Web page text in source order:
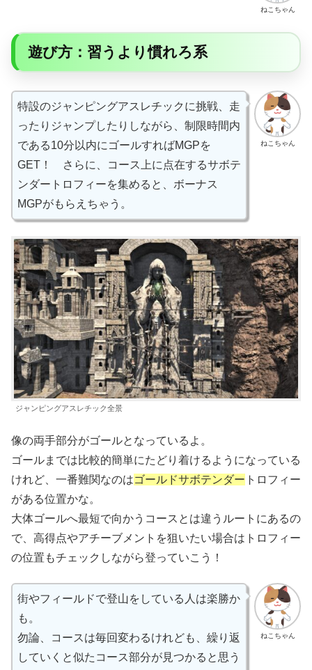
ねこちゃん
遊び方：習うより慣れろ系
ねこちゃん
特設のジャンピングアスレチックに挑戦、走
ったりジャンプしたりしながら、制限時間内
である10分以内にゴールすればMGPを
GET！ さらに、コース上に点在するサボテ
ンダートロフィーを集めると、ボーナス
MGPがもらえちゃう。
ジャンピングアスレチック全景
像の両手部分がゴールとなっているよ。
ゴールまでは比較的簡単にたどり着けるようになっている
けれど、一番難関なのはゴールドサボテンダー トロフィー
がある位置かな。
大体ゴールへ最短で向かうコースとは違うルートにあるの
で、高得点やアチーブメントを狙いたい場合はトロフィー
の位置もチェックしながら登っていこう！
ねこちゃん
街やフィールドで登山をしている人は楽勝か
も。
勿論、コースは毎回変わるけれども、繰り返
していくと似たコース部分が見つかると思う